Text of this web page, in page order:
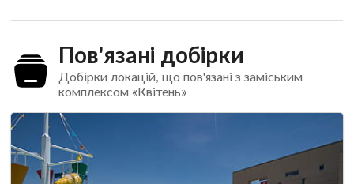
Пов'язані добірки
Добірки локацій, що пов'язані з заміським
комплексом «Квітень»